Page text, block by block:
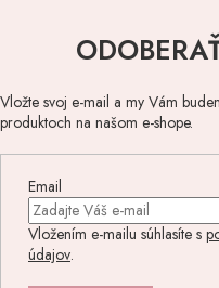
Vložte svoj e-mail a my Vám
produktoch na našom e-shope.
Email
Vložením e-mailu súhlasíte s
údajov.